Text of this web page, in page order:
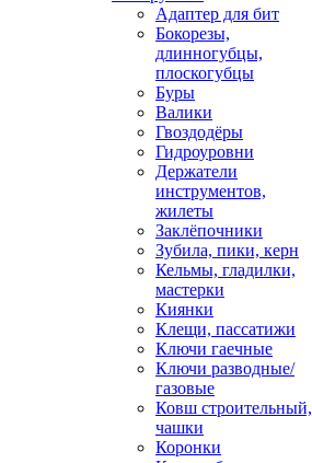
Адаптер для бит
Бокорезы,
длинногубцы,
плоскогубцы
Буры
Валики
Гвоздодёры
Гидроуровни
Держатели
инструментов,
жилеты
Заклёпочники
Зубила, пики, керн
Кельмы, гладилки,
мастерки
Киянки
Клещи, пассатижи
Ключи гаечные
Ключи разводные/
газовые
Ковш строительный,
чашки
Коронки